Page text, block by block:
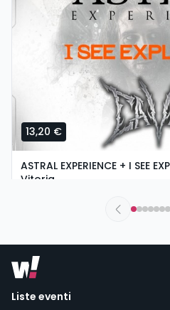
13,20 €
ASTRAL EXPERIENCE + I SEE
Vitoria
Urban Rock Concept | Vitoria-
Liste eventi